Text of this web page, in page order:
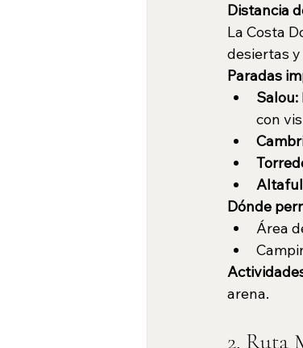
Distancia
La Costa
desiertas
Paradas
Salou:
con
Dónde
Área
arena.
2. Ruta